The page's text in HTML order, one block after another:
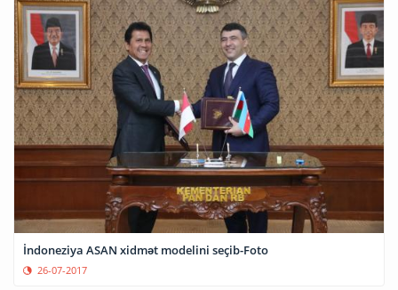
İndoneziya ASAN xidmət modelini seçib-Foto
26-07-2017